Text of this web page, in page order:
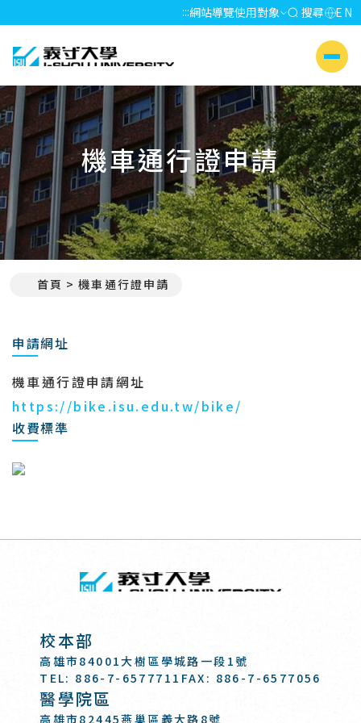
:::網站導覽使用對象 搜尋 EN
義守大學 I-SHOU UNIVERSITY
側選單
機車通行證申請
首頁 機車通行證申請
申請網址
機車通行證申請網址
https://bike.isu.edu.tw/bike/
收費標準
回頂端
校本部
高雄市84001大樹區學城路一段1號
TEL: 886-7-6577711 FAX: 886-7-6577056
醫學院區
高雄市82445燕巢區義大路8號